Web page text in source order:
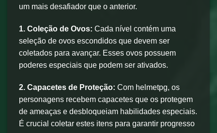
um mais desafiador que o anterior.
1. Coleção de Ovos: Cada nível contém uma
seleção de ovos escondidos que devem ser
coletados para avançar. Esses ovos possuem
poderes especiais que podem ser ativados.
2. Capacetes de Proteção: Com helmetpg, os
personagens recebem capacetes que os protegem
de ameaças e desbloqueiam habilidades especiais.
É crucial coletar estes itens para garantir progresso